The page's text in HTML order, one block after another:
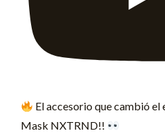
El accesorio que cambió
Mask NXTRND!!